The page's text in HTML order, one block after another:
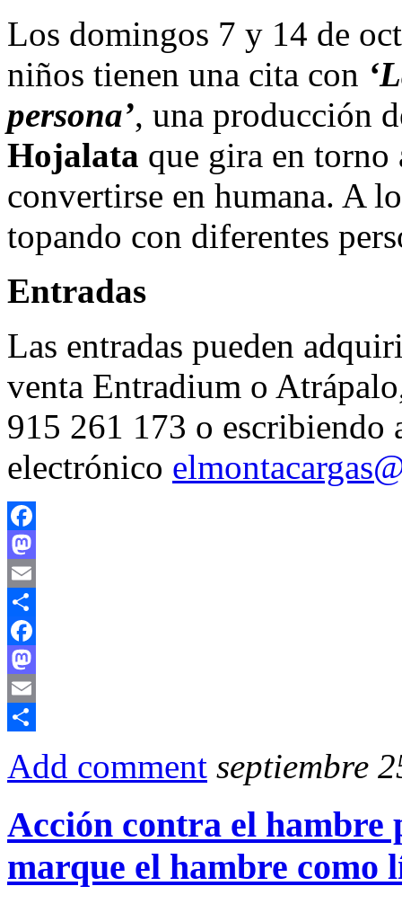
Los domingos 7 y 14 de
niños tienen una cita con
persona’, una producción
Hojalata que gira en torno
convertirse en humana. A
topando con diferentes
Entradas
Las entradas pueden
venta Entradium o
915 261 173 o escribiendo
electrónico
Facebook
Mastodon
Email
Compartir
Facebook
Mastodon
Email
Add comment septiembre
Acción contra el hambre
marque el hambre como